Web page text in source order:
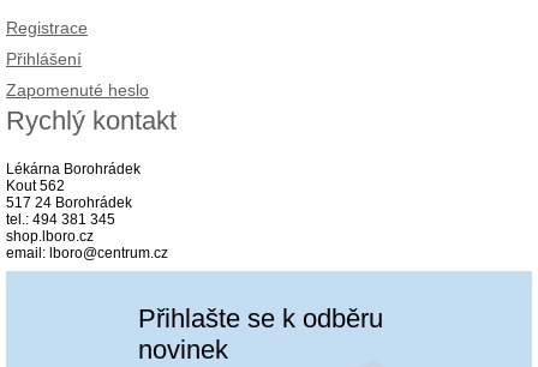
Registrace
Přihlášení
Zapomenuté heslo
Rychlý kontakt
Lékárna Borohrádek
Kout 562
517 24 Borohrádek
tel.: 494 381 345
shop.lboro.cz
email: lboro@centrum.cz
Přihlašte se k odběru
novinek